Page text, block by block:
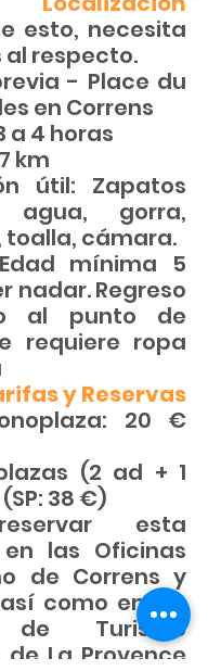
esto, necesita
respecto.
- Place du
en Correns
a 4 horas
km
útil: Zapatos
agua, gorra,
toalla, cámara.
mínima 5
nadar. Regreso
al punto de
requiere ropa
y Reservas
20 €
(2 ad + 1
38 €)
esta
las Oficinas
de Correns y
como en las
de Turismo
La Provence